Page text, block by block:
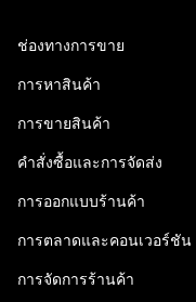
ช่องทางการขาย
การหาสินค้า
การขายสินค้า
คำสั่งซื้อและการจัดส่ง
การออกแบบร้านค้า
การตลาดและคอนเวอร์ชัน
การจัดการร้านค้า